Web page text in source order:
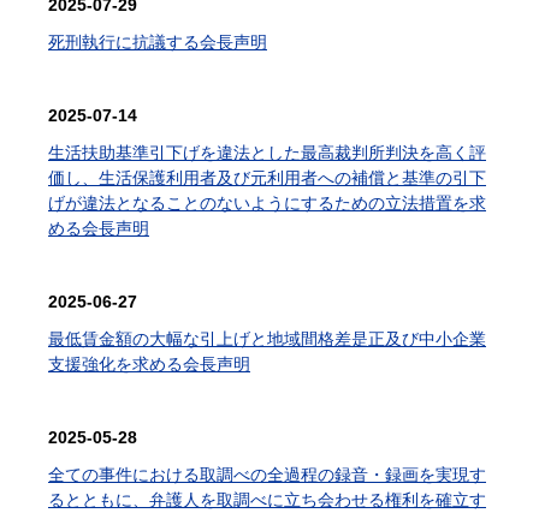
2025-07-29
死刑執行に抗議する会長声明
2025-07-14
生活扶助基準引下げを違法とした最高裁判所判決を高く評
価し、生活保護利用者及び元利用者への補償と基準の引下
げが違法となることのないようにするための立法措置を求
める会長声明
2025-06-27
最低賃金額の大幅な引上げと地域間格差是正及び中小企業
支援強化を求める会長声明
2025-05-28
全ての事件における取調べの全過程の録音・録画を実現す
るとともに、弁護人を取調べに立ち会わせる権利を確立す